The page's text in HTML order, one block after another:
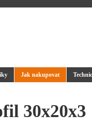
Jak nakupovat
30x20x3